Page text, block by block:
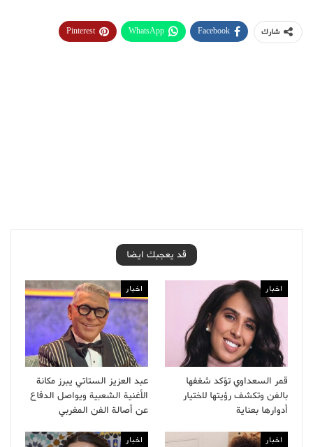
شارك Facebook
WhatsApp
Pinterest
قد يعجبك ايضا
اخبار
قمر السعداوي تؤكد شغفها
بالفن وتكشف رؤيتها لاختيار
أدوارها بعناية
اخبار
عبد العزيز الستاتي يبرز مكانة
الأغنية الشعبية ويواصل الدفاع
عن أصالة الفن المغربي
اخبار اخبار